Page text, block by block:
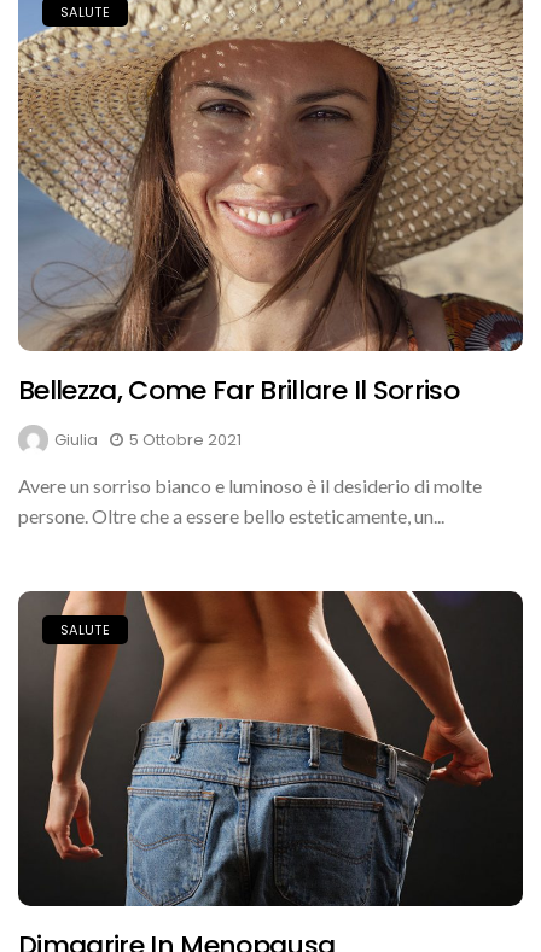
SALUTE
Bellezza, Come Far Brillare Il Sorriso
Giulia
5 Ottobre 2021
Avere un sorriso bianco e luminoso è il desiderio di molte
persone. Oltre che a essere bello esteticamente, un...
SALUTE